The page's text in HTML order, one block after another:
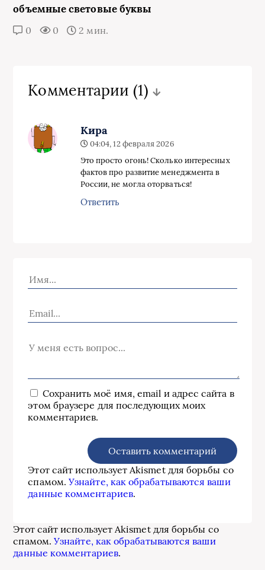
объемные световые буквы
0 0 2 мин.
Комментарии (1)
Кира
04:04, 12 февраля 2026
Это просто огонь! Сколько интересных
фактов про развитие менеджмента в
России, не могла оторваться!
Ответить
Сохранить моё имя, email и адрес сайта в
этом браузере для последующих моих
комментариев.
Этот сайт использует Akismet для борьбы со
спамом.Узнайте, как обрабатываются ваши
данные комментариев.
Этот сайт использует Akismet для борьбы со
спамом.Узнайте, как обрабатываются ваши
данные комментариев.